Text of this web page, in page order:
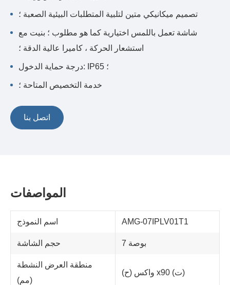
تصميم ميكانيكي متين لتلبية المتطلبات البيئية الصعبة ؛
شاشة تعمل باللمس اختيارية كما هو مطلوب ؛ بنيت مع
استشعار الحركة ، كاميرا عالية الدقة ؛
درجة حماية الدخول: IP65 ؛
خدمة التخصيص المتاحة ؛
اتصل بنا
المواصفات
اسم النموذج AMG-07IPLV01T1
حجم الشاشة 7 بوصة
منطقة العرض النشطة
(مم)
واكس (ح) x90 (ت)